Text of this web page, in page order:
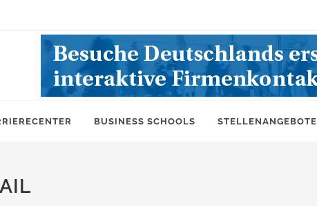
BUSINESS SCHOOLS STELLENANGEBOTE